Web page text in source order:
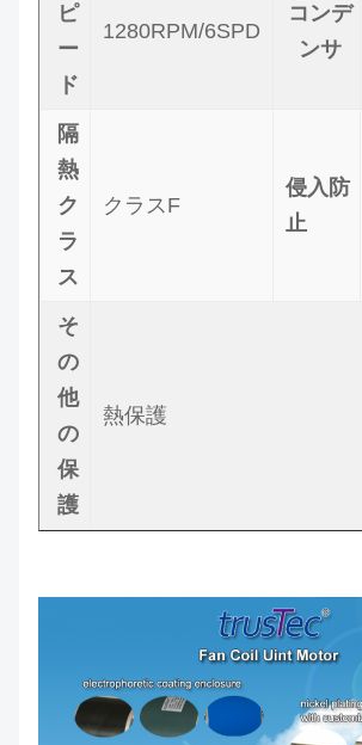
ピ
ー
ド
1280RPM/6SPD
コンデ
ンサ
隔
熱
ク
ラ
ス
クラスF
侵入防
止
そ
の
他
の
保
護
熱保護